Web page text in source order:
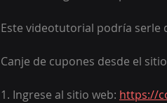
Este videotutorial podría serle
Canje de cupones desde el
1. Ingrese al sitio web: https://